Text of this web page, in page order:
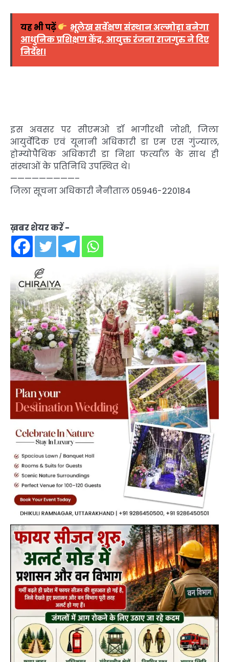
यह भी पढ़ें
भूलेख सर्वेक्षण संस्थान अल्मोड़ा बनेगा
आधुनिक प्रशिक्षण केंद्र, आयुक्त रंजना राजगुरु ने दिए
निर्देश।
इस अवसर पर सीएमओ डॉ भागीरथी जोशी, जिला
आयुर्वेदिक एवं यूनानी अधिकारी डा एम एस गुंज्याल,
होम्योपैथिक अधिकारी डा निशा फर्त्याल के साथ ही
संस्थाओं के प्रतिनिधि उपस्थित थे।
—————————–
जिला सूचना अधिकारी नैनीताल 05946-220184
ख़बर शेयर करें -